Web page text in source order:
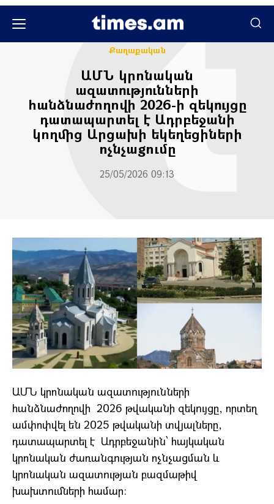
Քաղաքական
ԱՄՆ կրոնական
ազատությունների
հանձնաժողովի 2026-ի զեկույցը
դատապարտել է Ադրբեջանի
կողմից Արցախի եկեղեցիների
nչնչաgnւմը
25/05/2026 09:13
ԱՄՆ կրոնական ազատությունների
հանձնաժողովի 2026 թվականի զեկույցը, որտեղ
ամփոփվել են 2025 թվականի տվյալները,
դատապարտել է Ադրբեջանին՝ հայկական
կրոնական ժառանգության ոչնչացման և
կրոնական ազատության բազմաթիվ
խախտումների համար։